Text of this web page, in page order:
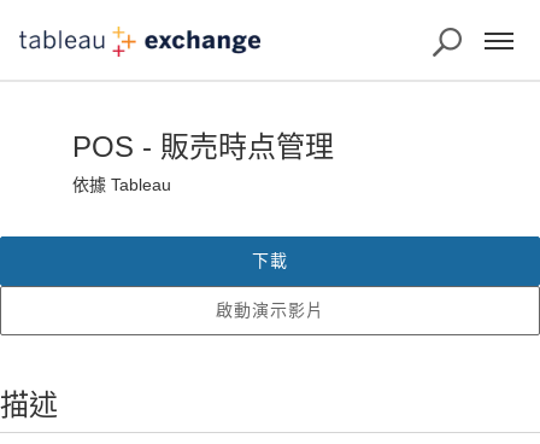
POS - 販売時点管理
依據 Tableau
啟動演示影片
下載
描述